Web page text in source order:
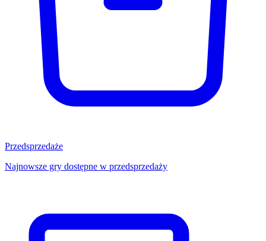
Przedsprzedaże
Najnowsze gry dostępne w przedsprzedaży